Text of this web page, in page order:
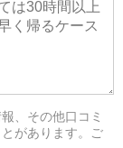
、その他口コミ
があります。ご